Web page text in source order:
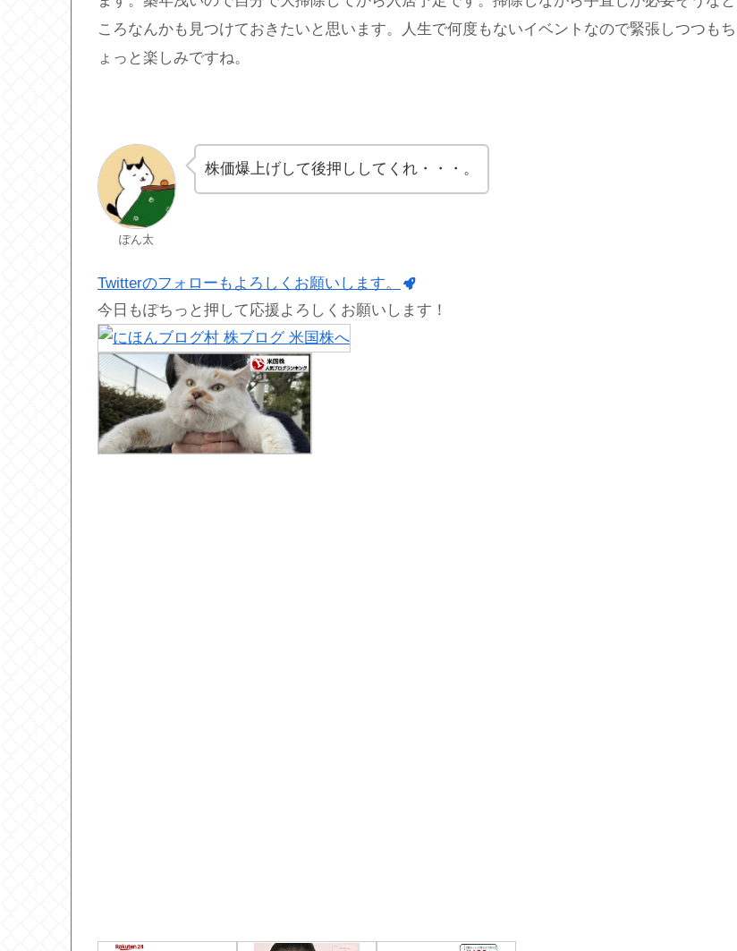
ころなんかも見つけておきたいと思います。人生で何度もないイベントなので緊張しつつもち
ょっと楽しみですね。
ぽん太
株価爆上げして後押ししてくれ・・・。
Twitterのフォローもよろしくお願いします。
今日もぽちっと押して応援よろしくお願いします！